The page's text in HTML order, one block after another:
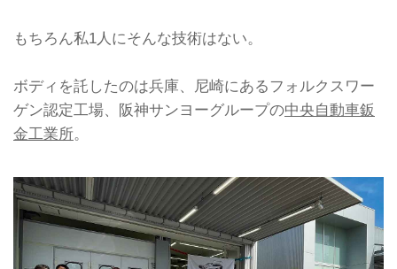
もちろん私1人にそんな技術はない。
ボディを託したのは兵庫、尼崎にあるフォルクスワー
ゲン認定工場、阪神サンヨーグループの中央自動車鈑
金工業所。